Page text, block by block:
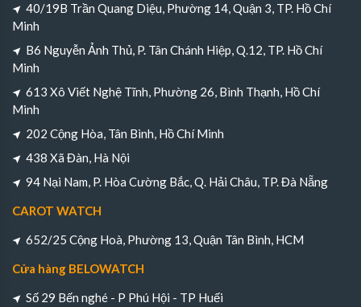
40/19B Trần Quang Diệu, Phường 14, Quận 3, TP. Hồ Chí
Minh
B6 Nguyễn Ảnh Thủ, P. Tân Chánh Hiệp, Q.12, TP. Hồ Chí
Minh
613 Xô Viết Nghệ Tĩnh, Phường 26, Bình Thạnh, Hồ Chí
Minh
202 Cộng Hòa, Tân Bình, Hồ Chí Minh
438 Xã Đàn, Hà Nội
94 Nại Nam, P. Hòa Cường Bắc, Q. Hải Châu, TP. Đà Nẵng
CAROT WATCH
652/25 Cộng Hoà, Phường 13, Quận Tân Bình, HCM
Cửa hàng BELOWATCH
Số 29 Bến nghé - P Phú Hội - TP Huếi